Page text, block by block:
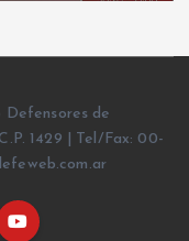
de
1429 | Tel/Fax: 00-